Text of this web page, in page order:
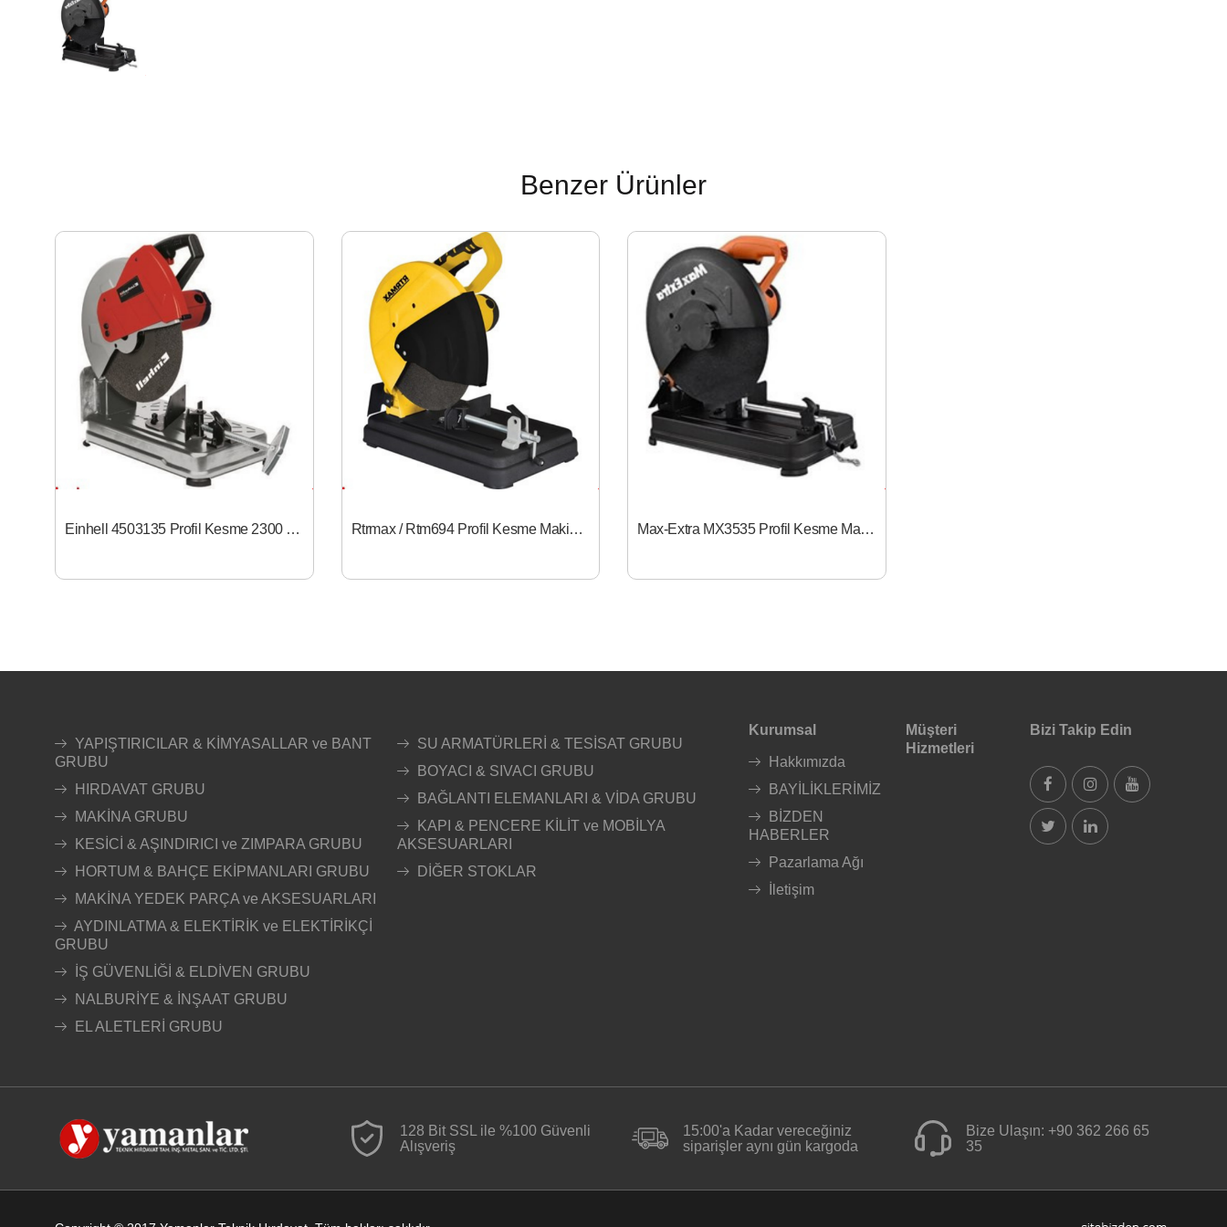
Benzer Ürünler
Einhell 4503135 Profil Kesme 2300 W TC-MC 355 Rtrmax / Rtm694 Profil Kesme Makinası Max-Extra MX3535 Profil Kesme Makinası
YAPIŞTIRICILAR & KİMYASALLAR ve BANT
GRUBU
HIRDAVAT GRUBU
MAKİNA GRUBU
KESİCİ & AŞINDIRICI ve ZIMPARA GRUBU
HORTUM & BAHÇE EKİPMANLARI GRUBU
MAKİNA YEDEK PARÇA ve AKSESUARLARI
AYDINLATMA & ELEKTİRİK ve ELEKTİRİKÇİ
GRUBU
İŞ GÜVENLİĞİ & ELDİVEN GRUBU
NALBURİYE & İNŞAAT GRUBU
EL ALETLERİ GRUBU
SU ARMATÜRLERİ & TESİSAT GRUBU
BOYACI & SIVACI GRUBU
BAĞLANTI ELEMANLARI & VİDA GRUBU
KAPI & PENCERE KİLİT ve MOBİLYA
AKSESUARLARI
DİĞER STOKLAR
Kurumsal
Hakkımızda
BAYİLİKLERİMİZ
BİZDEN
HABERLER
Pazarlama Ağı
İletişim
Müşteri
Hizmetleri
Bizi Takip Edin
128 Bit SSL ile %100 Güvenli
Alışveriş
15:00'a Kadar vereceğiniz
siparişler aynı gün kargoda
Bize Ulaşın: +90 362 266 65
35